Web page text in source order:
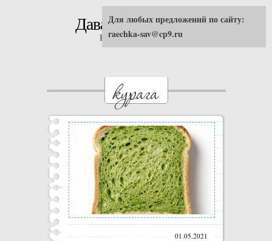
Давай попробуем!
Кулинарные рецепты
01.05.2021
Для любых предложений по сайту:
raechka-sav@cp9.ru